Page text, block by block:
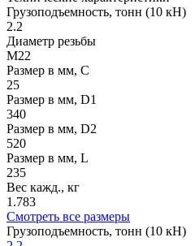
Грузоподъемность, тонн (10 кН)
2.2
Диаметр резьбы
М22
Размер в мм, C
25
Размер в мм, D1
340
Размер в мм, D2
520
Размер в мм, L
235
Вес кажд., кг
1.783
Смотреть все размеры
Грузоподъемность, тонн (10 кН)